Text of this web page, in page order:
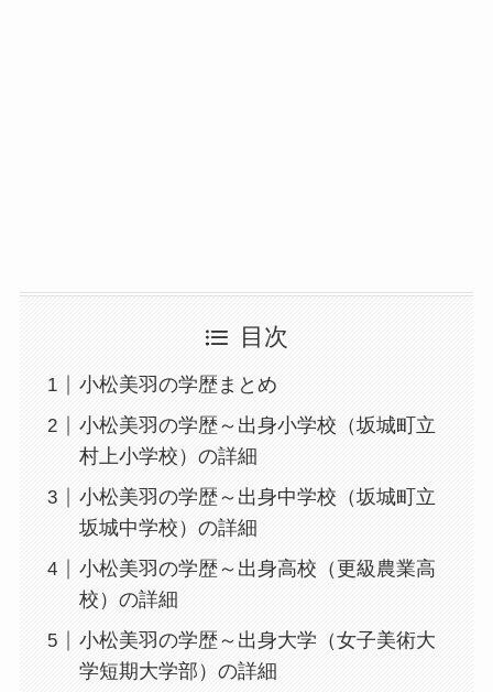
目次
小松美羽の学歴まとめ
小松美羽の学歴～出身小学校（坂城町立
村上小学校）の詳細
小松美羽の学歴～出身中学校（坂城町立
坂城中学校）の詳細
小松美羽の学歴～出身高校（更級農業高
校）の詳細
小松美羽の学歴～出身大学（女子美術大
学短期大学部）の詳細